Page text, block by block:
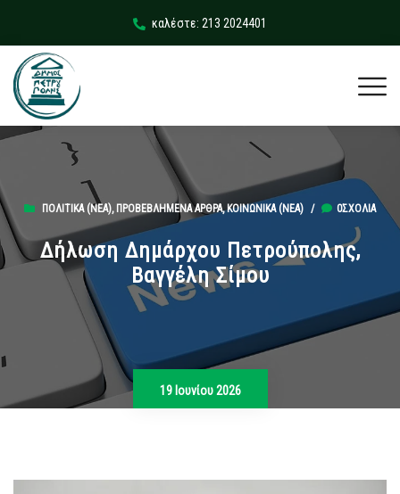
καλέστε: 213 2024401
ΠΟΛΙΤΙΚΆ (ΝΕΑ), ΠΡΟΒΕΒΛΗΜΈΝΑ ΆΡΘΡΑ,ΚΟΙΝΩΝΙΚΆ (ΝΕΑ) / 0ΣΧΌΛΙΑ
Δήλωση Δημάρχου Πετρούπολης,
Βαγγέλη Σίμου
19 Ιουνίου 2026